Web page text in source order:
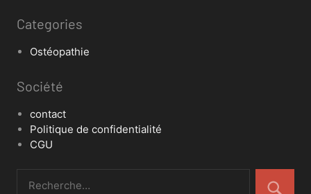
Categories
Ostéopathie
Société
contact
Politique de confidentialité
CGU